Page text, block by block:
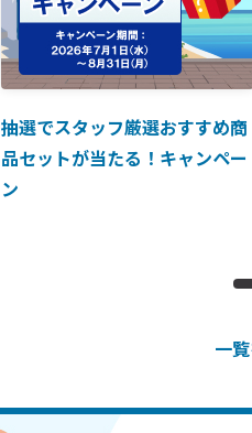
抽選でスタッフ厳選おすすめ商
品セットが当たる！キャンペー
ン
一